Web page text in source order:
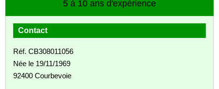
5 à 10 ans d'expérience
Contact
Réf. CB308011056
Née le 19/11/1969
92400 Courbevoie